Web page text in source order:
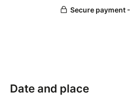
Date and place